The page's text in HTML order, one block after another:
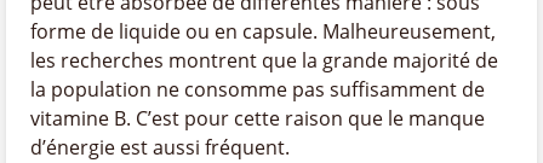
forme de liquide ou en capsule. Malheureusement,
les recherches montrent que la grande majorité de
la population ne consomme pas suffisamment de
vitamine B. C’est pour cette raison que le manque
d’énergie est aussi fréquent.